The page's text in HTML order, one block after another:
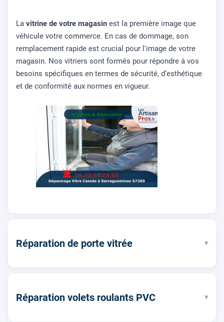
La vitrine de votre magasin est la première image que
véhicule votre commerce. En cas de dommage, son
remplacement rapide est crucial pour l'image de votre
magasin. Nos vitriers sont formés pour répondre à vos
besoins spécifiques en termes de sécurité, d’esthétique
et de conformité aux normes en vigueur.
Réparation de porte vitrée ▾
Réparation volets roulants PVC ▾